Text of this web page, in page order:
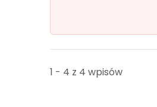
1 - 4 z 4 wpisów